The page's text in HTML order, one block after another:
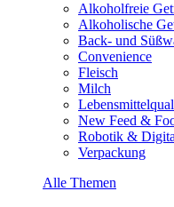
Alkoholfreie
Alkoholische
Back- und
Convenience
Fleisch
Milch
New Feed &
Robotik &
Verpackung
Alle Themen